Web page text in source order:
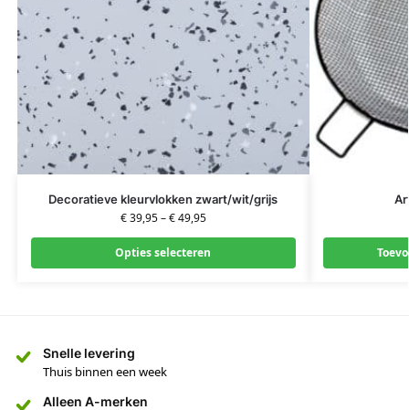
Decoratieve kleurvlokken zwart/wit/grijs
€39,95–€49,95
Opties selecteren
Snelle levering
Thuis binnen een week
Alleen A-merken